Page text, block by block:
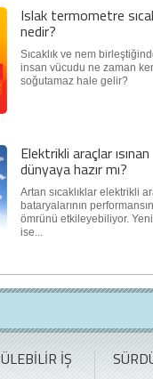
Islak termometre
nedir?
Sıcaklık ve nem
insan vücudu ne zaman
soğutamaz hale gelir?
Elektrikli araçlar ısınan
dünyaya hazır mı?
Artan sıcaklıklar elektrikli
bataryalarının
ömrünü etkileyebiliyor. Yeni
ise...
İŞ